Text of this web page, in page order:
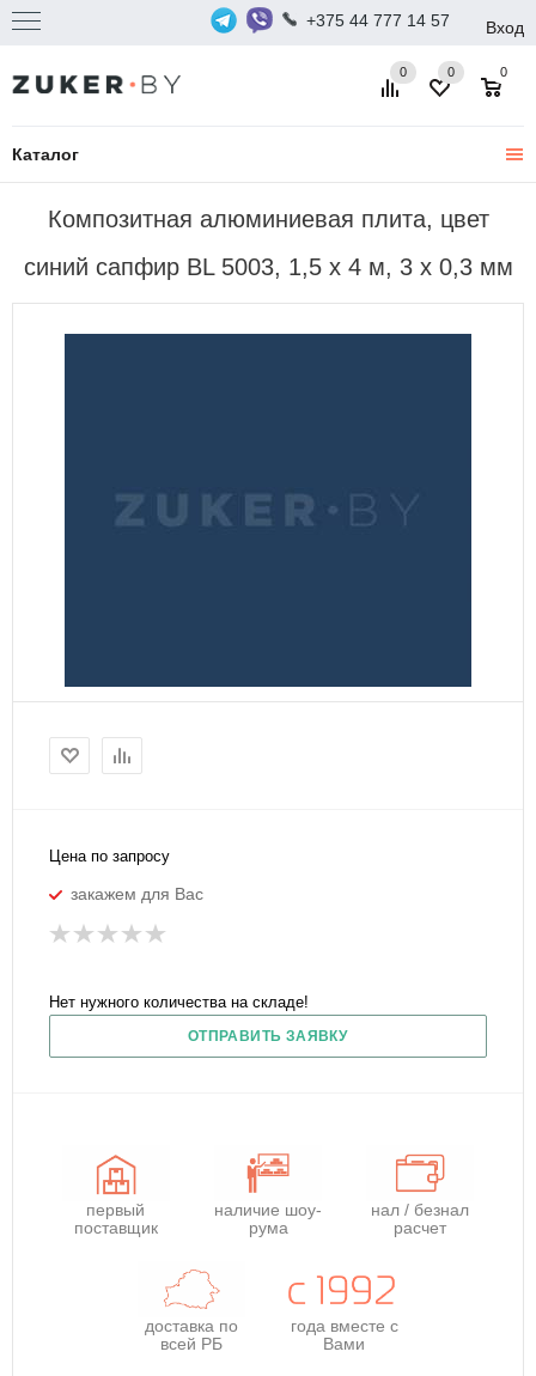
+375 44 777 14 57 Вход
Каталог
0 0
0
Композитная алюминиевая плита, цвет
синий сапфир BL 5003, 1,5 х 4 м, 3 х 0,3 мм
Цена по запросу
закажем для Вас
Нет нужного количества на складе!
ОТПРАВИТЬ ЗАЯВКУ
первый
поставщик
наличие шоу-
рума
нал / безнал
расчет
доставка по
всей РБ
года вместе с
Вами